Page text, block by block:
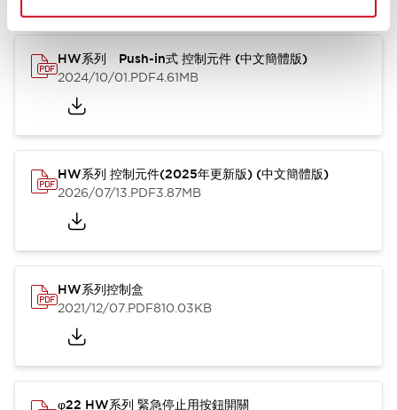
HW系列 Push-in式 控制元件 (中文簡體版)
2024/10/01.PDF4.61MB
HW系列 控制元件(2025年更新版) (中文簡體版)
2026/07/13.PDF3.87MB
HW系列控制盒
2021/12/07.PDF810.03KB
φ22 HW系列 緊急停止用按鈕開關